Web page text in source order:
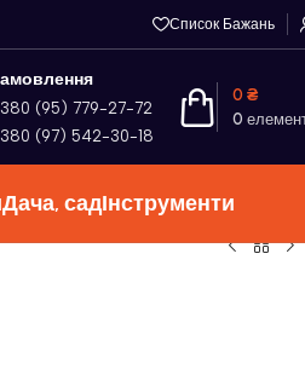
Список Бажань
(95) 779-27-72
(97) 542-30-18
0
0 ₴
Дача, садІнструменти